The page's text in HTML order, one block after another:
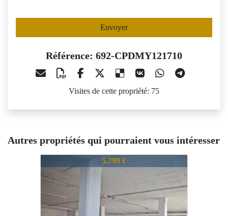
Envoyer
Référence: 692-CPDMY121710
Visites de cette propriété: 75
Autres propriétés qui pourraient vous intéresser
692-CPDMY121710
5.799 €